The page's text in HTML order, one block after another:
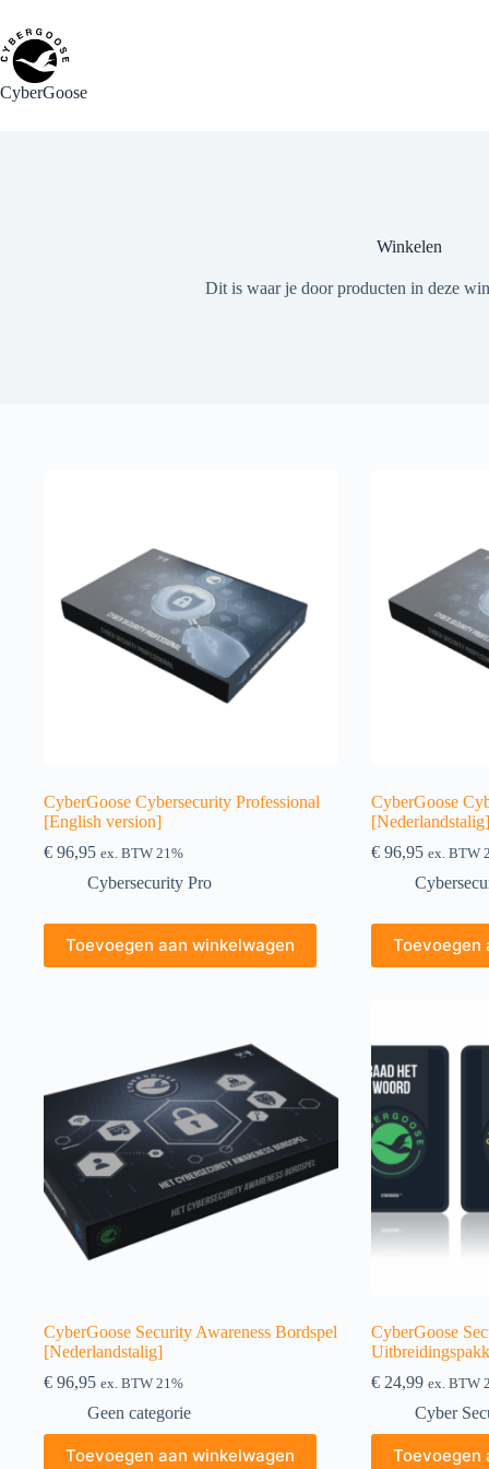
naar
de
inhoud
CyberGoose
Winkelen
Dit is waar je door producten in deze
CyberGoose Cybersecurity Professional
[English version]
€ 96,95 ex. BTW 21%
Cybersecurity Pro
Toevoegen aan winkelwagen
CyberGoose
[Nederlandstalig]
€96,95 ex. BTW
Toevoegen
CyberGoose Security Awareness Bordspel
[Nederlandstalig]
€ 96,95 ex. BTW 21%
Geen categorie
Toevoegen aan winkelwagen
CyberGoose
€24,99 ex. BTW
Cyber
Toevoegen